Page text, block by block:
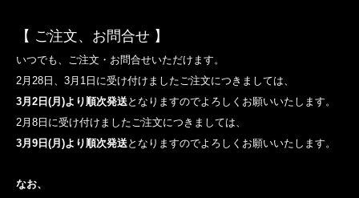
【 ご注文、お問合せ 】
いつでも、ご注文・お問合せいただけます。
2月28日、3月1日に受け付けましたご注文につきましては、
3月2日(月)より順次発送となりますのでよろしくお願いいたします。
2月8日に受け付けましたご注文につきましては、
3月9日(月)より順次発送となりますのでよろしくお願いいたします。
なお、